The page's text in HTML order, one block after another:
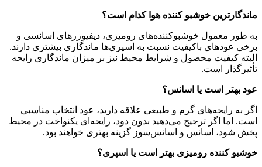
ماندگارترین خوشبو کننده هوا کدام است؟
به طور معمول خوشبوکننده‌های رومیزی، دیفیوزرهای اسانسی و
برخی عودهای باکیفیت نسبت به اسپری‌ها ماندگاری بیشتری دارند.
البته کیفیت محصول و شرایط محیط نیز بر میزان ماندگاری رایحه
تأثیرگذار است.
عود بهتر است یا اسانس؟
اگر به رایحه‌های گرم و طبیعی علاقه دارید، عود انتخاب مناسبی
است. اما اگر ترجیح می‌دهید بدون دود، رایحه‌ای یکنواخت در محیط
پخش شود، اسانس و اسانس‌سوز گزینه بهتری خواهند بود.
خوشبو کننده رومیزی بهتر است یا اسپری؟